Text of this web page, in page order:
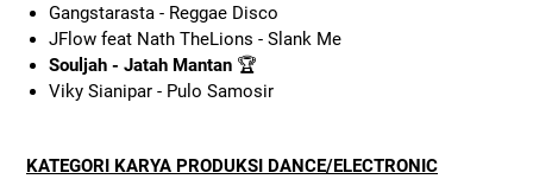
Gangstarasta - Reggae Disco
JFlow feat Nath TheLions - Slank Me
Souljah - Jatah Mantan🏆
Viky Sianipar - Pulo Samosir
KATEGORI KARYA PRODUKSI DANCE/ELECTRONIC